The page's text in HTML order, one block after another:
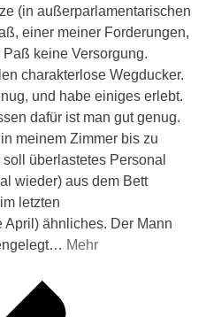
(in außerparlamentarischen
einer meiner Forderungen,
keine Versorgung.
charakterlose Wegducker.
und habe einiges erlebt.
dafür ist man gut genug.
meinem Zimmer bis zu
überlastetes Personal
wieder) aus dem Bett
letzten
April) ähnliches. Der Mann
… Mehr